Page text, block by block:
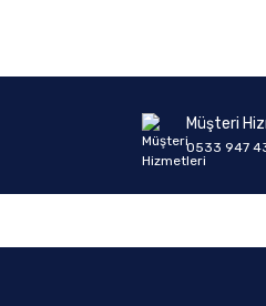
Müşteri
0533 947